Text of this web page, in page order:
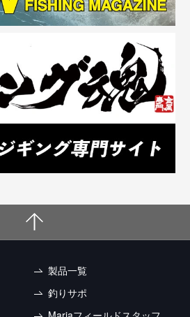
製品一覧
釣りサポ